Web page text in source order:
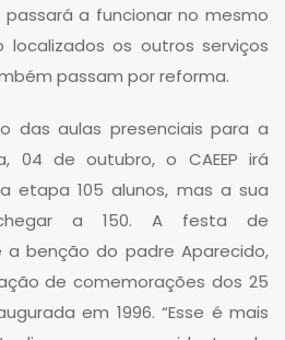
passará a funcionar no mesmo
os outros serviços
passam por reforma.
das aulas presenciais para a
04 de outubro, o CAEEP irá
etapa 105 alunos, mas a sua
a 150. A festa de
a benção do padre Aparecido,
de comemorações dos 25
em 1996. “Esse é mais